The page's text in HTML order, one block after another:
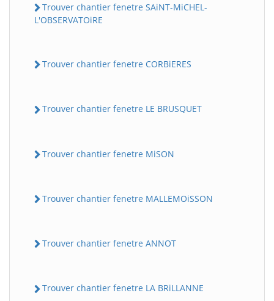
Trouver chantier fenetre SAiNT-MiCHEL-
L'OBSERVATOiRE
Trouver chantier fenetre CORBiERES
Trouver chantier fenetre LE BRUSQUET
Trouver chantier fenetre MiSON
Trouver chantier fenetre MALLEMOiSSON
Trouver chantier fenetre ANNOT
Trouver chantier fenetre LA BRiLLANNE